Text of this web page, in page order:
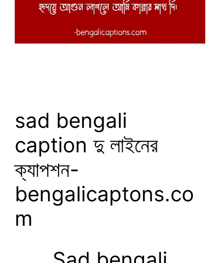
sad bengali
caption দু লাইনের
ক্যাপশন-
bengalicaptons.co
m